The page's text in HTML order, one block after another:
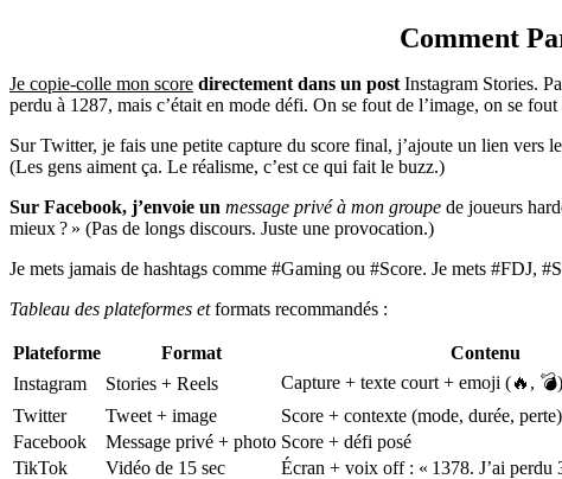
Comment
Je copie-colle mon score directement dans un post Instagram Stories.
perdu à 1287, mais c’était en mode défi. On se fout de l’image, on se
Sur Twitter, je fais une petite capture du score final, j’ajoute un lien vers
(Les gens aiment ça. Le réalisme, c’est ce qui fait le buzz.)
Sur Facebook, j’envoie un message privé à mon groupe de joueurs
mieux ? » (Pas de longs discours. Juste une provocation.)
Je mets jamais de hashtags comme #Gaming ou #Score. Je mets #FDJ,
Tableau des plateformes etformats recommandés :
Plateforme Format Contenu
Instagram
Stories + Reels Capture + texte court + emoji (🔥, 💣)
Twitter
Tweet + image Score + contexte (mode, durée, perte)
Facebook
Message privé + photo Score + défi posé
TikTok
Vidéo de 15 sec Écran + voix off : « 1378. J’ai perdu